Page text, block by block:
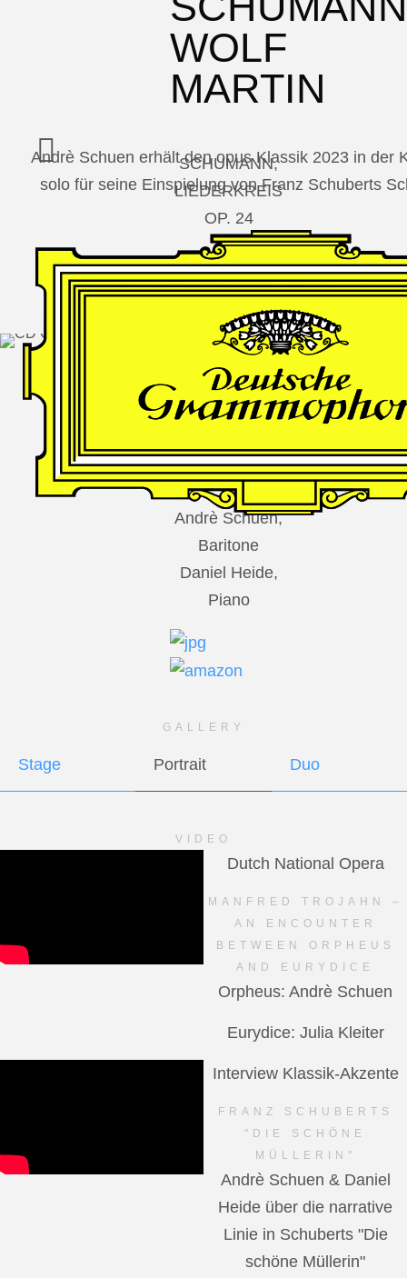
WOLF
MARTIN
SCHUMANN,
LIEDERKREIS
OP. 24
SECHS
MONOLOGE
AUS
JEDERMANN
GESÄNGE
DES
Andrè Schuen,
Baritone
Daniel Heide,
Piano
GALLERY
Stage Portrait Duo
VIDEO
Dutch National Opera
MANFRED TROJAHN –
AN ENCOUNTER
BETWEEN ORPHEUS
AND EURYDICE
Orpheus: Andrè Schuen
Eurydice: Julia Kleiter
Interview Klassik-Akzente
FRANZ SCHUBERTS
"DIE SCHÖNE
MÜLLERIN"
Andrè Schuen & Daniel
Heide über die narrative
Linie in Schuberts "Die
schöne Müllerin"
Andrè Schuen erhält den opus Klassik 2023 in der
solo für seine Einspielung von Franz Schuberts